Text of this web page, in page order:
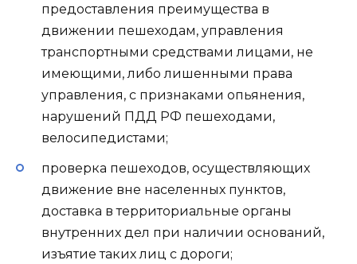
предоставления преимущества в
движении пешеходам, управления
транспортными средствами лицами, не
имеющими, либо лишенными права
управления, с признаками опьянения,
нарушений ПДД РФ пешеходами,
велосипедистами;
проверка пешеходов, осуществляющих
движение вне населенных пунктов,
доставка в территориальные органы
внутренних дел при наличии оснований,
изъятие таких лиц с дороги;